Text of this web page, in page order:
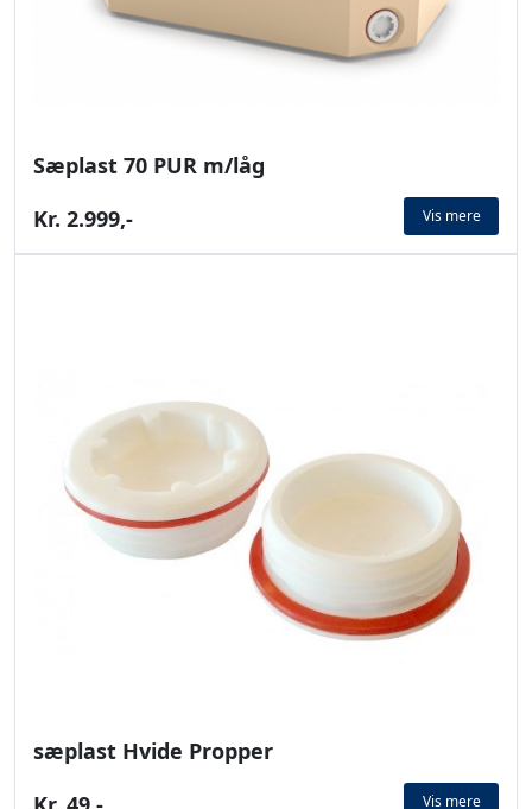
Sæplast 70 PUR m/låg
Kr. 2.999,-
Vis mere
sæplast Hvide Propper
Vis mere